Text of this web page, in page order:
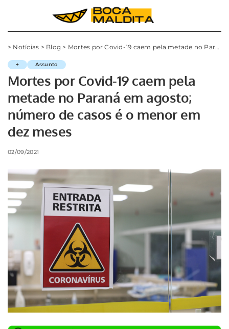
> Notícias > Blog > Mortes por Covid-19 caem pela metade no Paraná em agosto; número de casos é o menor em dez meses
+ Assunto
Mortes por Covid-19 caem pela
metade no Paraná em agosto;
número de casos é o menor em
dez meses
02/09/2021